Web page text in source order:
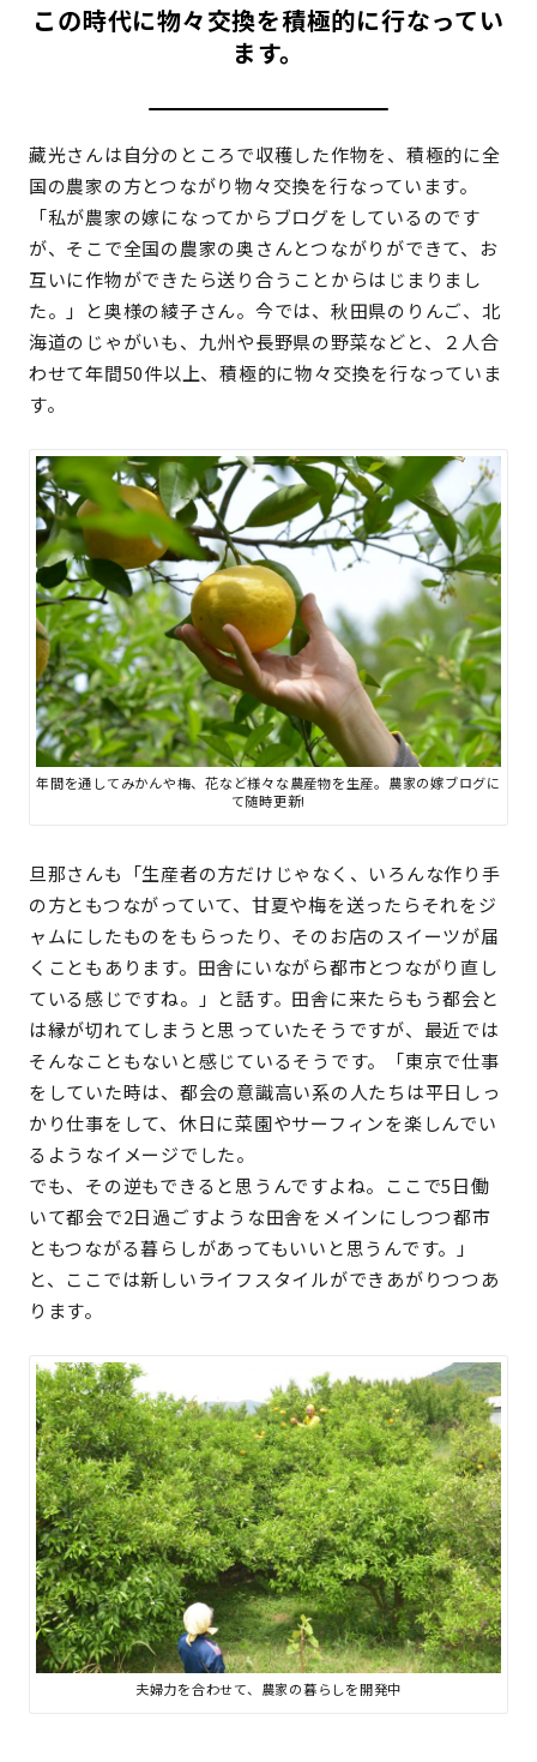
この時代に物々交換を積極的に行なってい
ます。
藏光さんは自分のところで収穫した作物を、積極的に全
国の農家の方とつながり物々交換を行なっています。
「私が農家の嫁になってからブログをしているのです
が、そこで全国の農家の奥さんとつながりができて、お
互いに作物ができたら送り合うことからはじまりまし
た。」と奥様の綾子さん。今では、秋田県のりんご、北
海道のじゃがいも、九州や長野県の野菜などと、２人合
わせて年間50件以上、積極的に物々交換を行なっていま
す。
年間を通してみかんや梅、花など様々な農産物を生産。農家の嫁ブログに
て随時更新!
旦那さんも「生産者の方だけじゃなく、いろんな作り手
の方ともつながっていて、甘夏や梅を送ったらそれをジ
ャムにしたものをもらったり、そのお店のスイーツが届
くこともあります。田舎にいながら都市とつながり直し
ている感じですね。」と話す。田舎に来たらもう都会と
は縁が切れてしまうと思っていたそうですが、最近では
そんなこともないと感じているそうです。「東京で仕事
をしていた時は、都会の意識高い系の人たちは平日しっ
かり仕事をして、休日に菜園やサーフィンを楽しんでい
るようなイメージでした。
でも、その逆もできると思うんですよね。ここで5日働
いて都会で2日過ごすような田舎をメインにしつつ都市
ともつながる暮らしがあってもいいと思うんです。」
と、ここでは新しいライフスタイルができあがりつつあ
ります。
夫婦力を合わせて、農家の暮らしを開発中